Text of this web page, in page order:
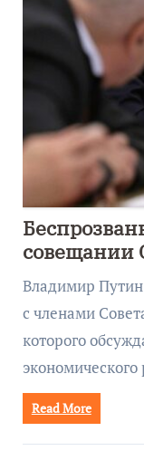
совещании
Владимир
с членами
которого
Read More